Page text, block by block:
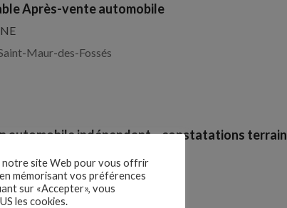
Après-vente automobile
Maur-des-Fossés
automobile indépendant – constatations terrain
EXPERTISES
notre site Web pour vous offrir
mémorisant vos préférences
sur «Accepter», vous
les cookies.